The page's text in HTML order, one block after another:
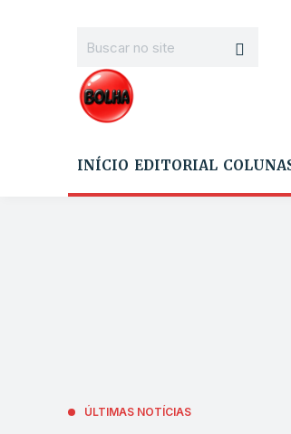
INÍCIO EDITORIAL
ÚLTIMAS NOTÍCIAS